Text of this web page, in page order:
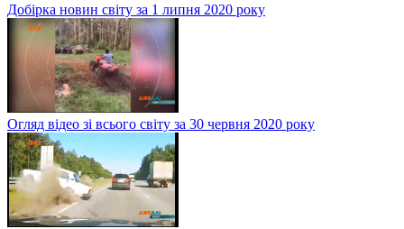
Добірка новин світу за 1 липня 2020 року
Огляд відео зі всього світу за 30 червня 2020 року